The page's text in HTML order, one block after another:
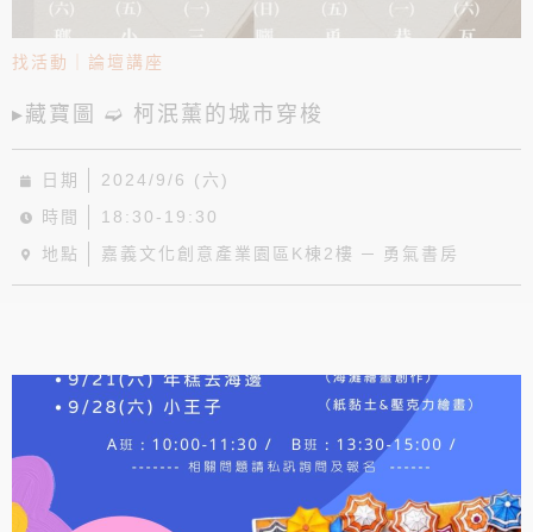
找活動 論壇講座
▸藏寶圖 ➫ 柯泯薰的城市穿梭
日期
2024/9/6 (六)
時間
18:30-19:30
地點
嘉義文化創意產業園區K棟2樓 ─ 勇氣書房